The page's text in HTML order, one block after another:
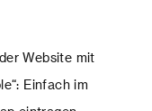
Website mit
Einfach im